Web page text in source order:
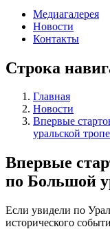
Медиагалерея
Новости
Контакты
Строка
Главная
Новости
Впервые
уральской
Впервые
по Большой
Если увидели по
исторического